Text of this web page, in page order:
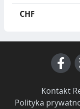
CHF
Kontakt·
Polityka